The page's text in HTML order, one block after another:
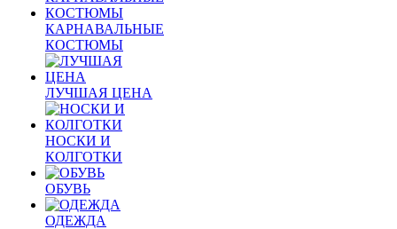
КАРНАВАЛЬНЫЕ
КОСТЮМЫ
ЛУЧШАЯ ЦЕНА
НОСКИ И
КОЛГОТКИ
ОБУВЬ
ОДЕЖДА